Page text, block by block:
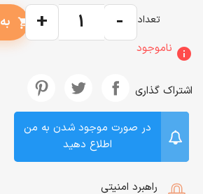
تعداد -
+
shopping_cart
info ناموجود
اشتراک گذاری
در صورت موجود شدن به من
اطلاع دهید
راهبرد امنیتی